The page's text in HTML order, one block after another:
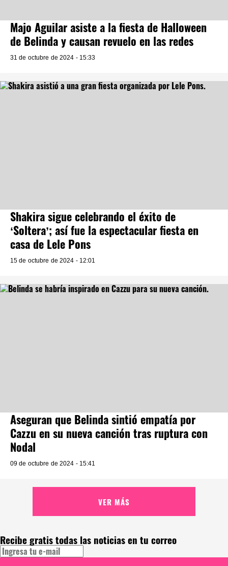
Majo Aguilar asiste a la fiesta de Halloween
de Belinda y causan revuelo en las redes
31 de octubre de 2024 - 15:33
Shakira sigue celebrando el éxito de
‘Soltera’; así fue la espectacular fiesta en
casa de Lele Pons
15 de octubre de 2024 - 12:01
Aseguran que Belinda sintió empatía por
Cazzu en su nueva canción tras ruptura con
Nodal
09 de octubre de 2024 - 15:41
VER MÁS
Recibe gratis todas las noticias en tu correo